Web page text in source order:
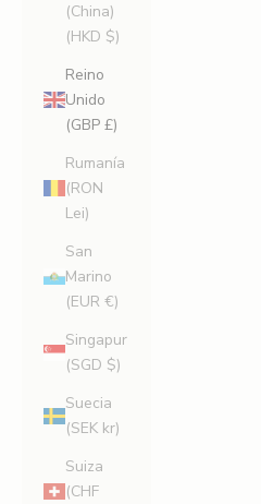
(China)
(HKD $)
Reino
Unido
(GBP £)
Rumanía
(RON
Lei)
San
Marino
(EUR €)
Singapur
(SGD $)
Suecia
(SEK kr)
Suiza
(CHF